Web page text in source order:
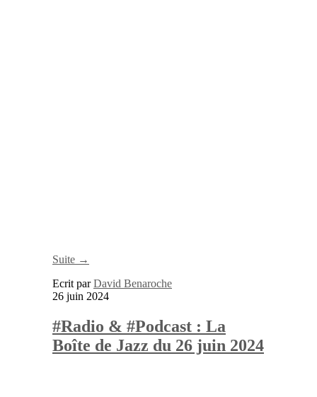
Suite →
Ecrit parDavid Benaroche
26 juin 2024
#Radio & #Podcast : La
Boîte de Jazz du 26 juin 2024